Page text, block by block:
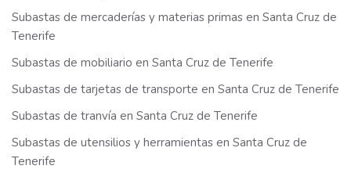
Subastas de mercaderías y materias primas en Santa Cruz de
Tenerife
Subastas de mobiliario en Santa Cruz de Tenerife
Subastas de tarjetas de transporte en Santa Cruz de Tenerife
Subastas de tranvía en Santa Cruz de Tenerife
Subastas de utensilios y herramientas en Santa Cruz de
Tenerife